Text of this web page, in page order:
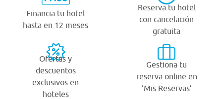
Financia tu hotel
hasta en 12 meses
Reserva tu hotel
con cancelación
gratuita
Ofertas y
descuentos
exclusivos en
hoteles
Gestiona tu
reserva online en
‘Mis Reservas’